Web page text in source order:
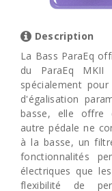
Description
La Bass ParaEq
du ParaEq MKII
spécialement
d'égalisation
basse, elle offre
autre pédale ne
à la basse, un
fonctionnalités
électriques que
flexibilité de